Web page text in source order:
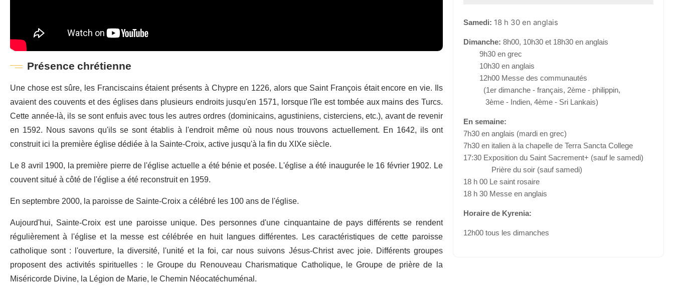
Présence chrétienne
Une chose est sûre, les Franciscains étaient présents à Chypre en 1226, alors que Saint François était encore en vie. Ils
avaient des couvents et des églises dans plusieurs endroits jusqu'en 1571, lorsque l'île est tombée aux mains des Turcs.
Cette année-là, ils se sont enfuis avec tous les autres ordres (dominicains, agustiniens, cisterciens, etc.), avant de revenir
en 1592. Nous savons qu'ils se sont établis à l'endroit même où nous nous trouvons actuellement. En 1642, ils ont
construit ici la première église dédiée à la Sainte-Croix, active jusqu'à la fin du XIXe siècle.
Le 8 avril 1900, la première pierre de l'église actuelle a été bénie et posée. L'église a été inaugurée le 16 février 1902. Le
couvent situé à côté de l'église a été reconstruit en 1959.
En septembre 2000, la paroisse de Sainte-Croix a célébré les 100 ans de l'église.
Aujourd'hui, Sainte-Croix est une paroisse unique. Des personnes d'une cinquantaine de pays différents se rendent
régulièrement à l'église et la messe est célébrée en huit langues différentes. Les caractéristiques de cette paroisse
catholique sont : l'ouverture, la diversité, l'unité et la foi, car nous suivons Jésus-Christ avec joie. Différents groupes
proposent des activités spirituelles : le Groupe du Renouveau Charismatique Catholique, le Groupe de prière de la
Miséricorde Divine, la Légion de Marie, le Chemin Néocatéchuménal.
Samedi: 18 h 30 en anglais
Dimanche:8h00, 10h30 et 18h30 en anglais
9h30 en grec
10h30 en anglais
12h00 Messe des communautés
(1er dimanche - français, 2ème - philippin,
3ème - Indien, 4ème - Sri Lankais)
En semaine:
7h30 en anglais (mardi en grec)
7h30 en italien à la chapelle de Terra Sancta College
17:30 Exposition du Saint Sacrement+ (sauf le samedi)
Prière du soir (sauf samedi)
18 h 00 Le saint rosaire
18 h 30 Messe en anglais
Horaire deKyrenia:
12h00 tous les dimanches